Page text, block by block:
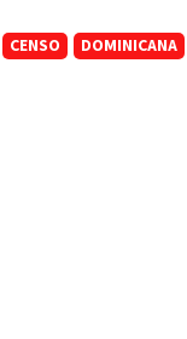
CENSO DOMINICANA